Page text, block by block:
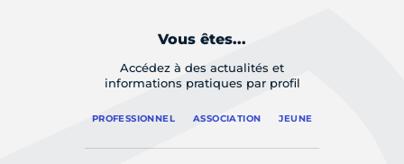
Vous êtes...
Accédez à des actualités et
informations pratiques par profil
PROFESSIONNEL ASSOCIATION JEUNE